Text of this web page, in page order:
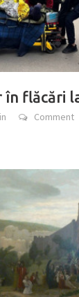
flăcări
Comment